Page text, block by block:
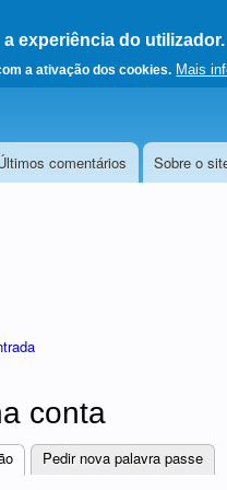
experiência do utilizador.
a ativação dos cookies. Mais
página principal
comentários Sobre o
conta
(separador ativo)
Pedir nova palavra passe